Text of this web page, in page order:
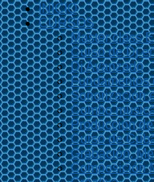
INICIO
CURSOS
Master class
Curso de Dj
Dj Avanzado
Fundamentos
Sonorización
Combo
Producción
Curso de
Grabación,
Composición